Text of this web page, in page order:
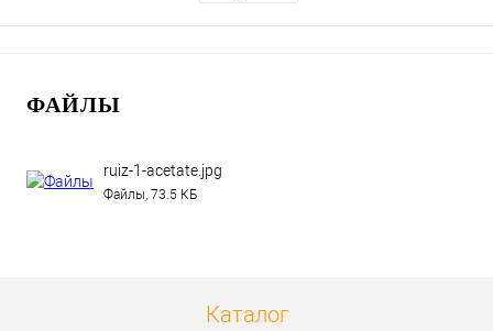
ФАЙЛЫ
ruiz-1-acetate.jpg
Файлы, 73.5 КБ
Каталог